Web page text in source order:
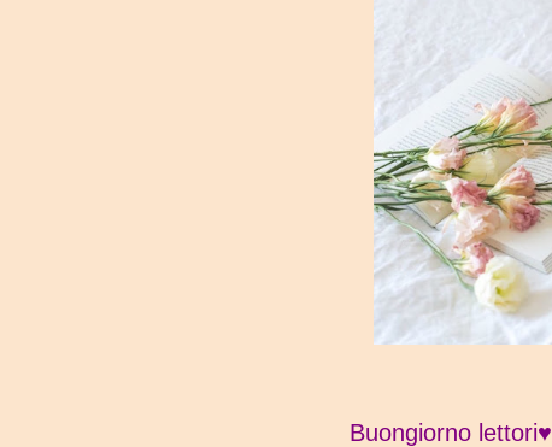
Buongiorno lettori♥